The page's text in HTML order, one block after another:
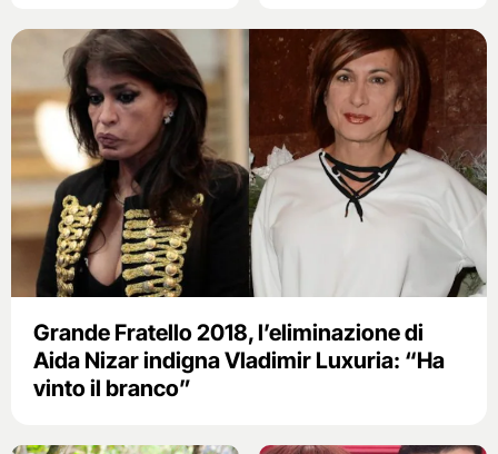
Grande Fratello 2018, l’eliminazione di
Aida Nizar indigna Vladimir Luxuria: “Ha
vinto il branco”